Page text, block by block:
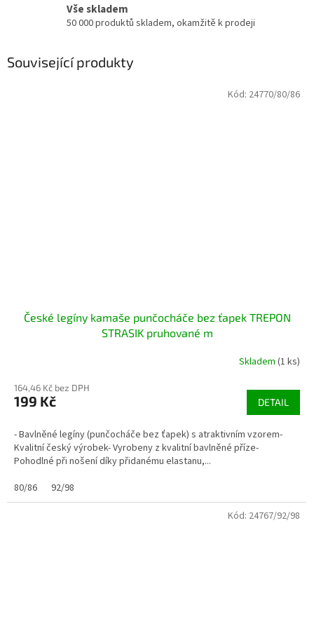
Vše skladem
50 000 produktů skladem, okamžitě k prodeji
Související produkty
České legíny kamaše punčocháče bez ťapek TREPON
STRASIK pruhované m
Skladem (1 ks)
164,46 Kč bez DPH
199 Kč DETAIL
- Bavlněné legíny (punčocháče bez ťapek) s atraktivním vzorem-
Kvalitní český výrobek- Vyrobeny z kvalitní bavlněné příze-
Pohodlné při nošení díky přidanému elastanu,...
80/86
92/98
Kód: 24770/80/86
Kód: 24767/92/98